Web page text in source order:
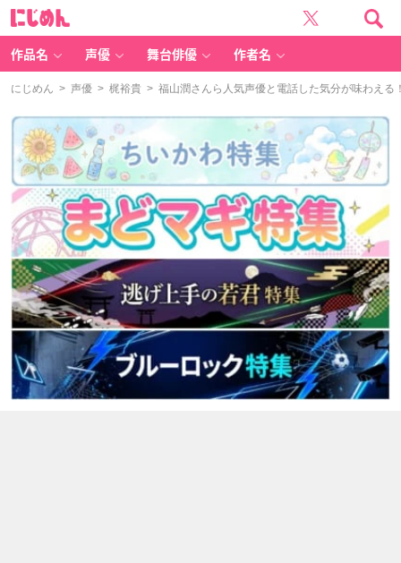
作品名 声優 舞台俳優 作者名
にじめん > 声優 > 梶裕貴 > 福山潤さんら人気声優と電話した気分が味わえ